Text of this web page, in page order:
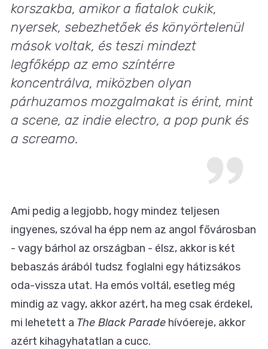
korszakba, amikor a fiatalok cukik,
nyersek, sebezhetőek és könyörtelenül
mások voltak, és teszi mindezt
legfőképp az emo színtérre
koncentrálva, miközben olyan
párhuzamos mozgalmakat is érint, mint
a scene, az indie electro, a pop punk és
a screamo.
Ami pedig a legjobb, hogy mindez teljesen
ingyenes, szóval ha épp nem az angol fővárosban
- vagy bárhol az országban - élsz, akkor is két
bebaszás árából tudsz foglalni egy hátizsákos
oda-vissza utat. Ha emós voltál, esetleg még
mindig az vagy, akkor azért, ha meg csak érdekel,
mi lehetett a The Black Parade hívóereje, akkor
azért kihagyhatatlan a cucc.